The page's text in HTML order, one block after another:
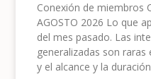
Conexión de miembros
AGOSTO 2026 Lo que
del mes pasado. Las
generalizadas son
y el alcance y la